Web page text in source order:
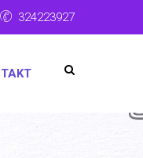
324223927